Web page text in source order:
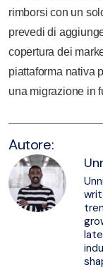
rimborsi con un
prevedi di
copertura dei
piattaforma nativa
una migrazione in
Autore: